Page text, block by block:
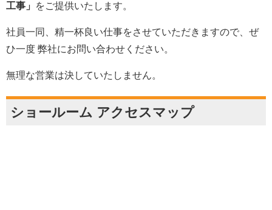
工事」
をご提供いたします。
社員一同、精一杯良い仕事をさせていただきますので、ぜ
ひ一度 弊社にお問い合わせください。
無理な営業は決していたしません。
ショールーム アクセスマップ